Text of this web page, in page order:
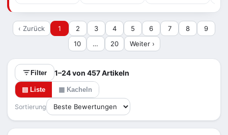
‹ Zurück 1 2 3 4 5 6 7 8
9
10
… 20 Weiter ›
Filter 1–24 von 457 Artikeln
▤ Liste ▦ Kacheln
Sortierung